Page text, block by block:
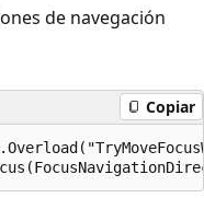
de navegación
Copiar